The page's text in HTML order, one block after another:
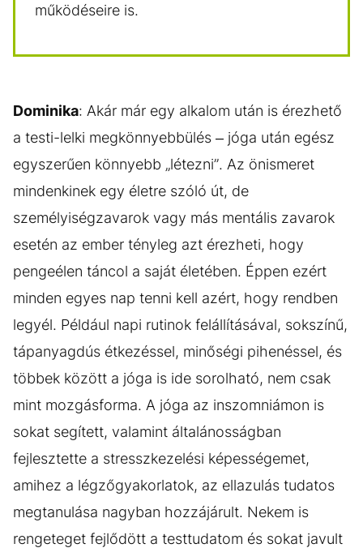
működéseire is.
Dominika: Akár már egy alkalom után is érezhető
a testi-lelki megkönnyebbülés – jóga után egész
egyszerűen könnyebb „létezni”. Az önismeret
mindenkinek egy életre szóló út, de
személyiségzavarok vagy más mentális zavarok
esetén az ember tényleg azt érezheti, hogy
pengeélen táncol a saját életében. Éppen ezért
minden egyes nap tenni kell azért, hogy rendben
legyél. Például napi rutinok felállításával, sokszínű,
tápanyagdús étkezéssel, minőségi pihenéssel, és
többek között a jóga is ide sorolható, nem csak
mint mozgásforma. A jóga az inszomniámon is
sokat segített, valamint általánosságban
fejlesztette a stresszkezelési képességemet,
amihez a légzőgyakorlatok, az ellazulás tudatos
megtanulása nagyban hozzájárult. Nekem is
rengeteget fejlődött a testtudatom és sokat javult